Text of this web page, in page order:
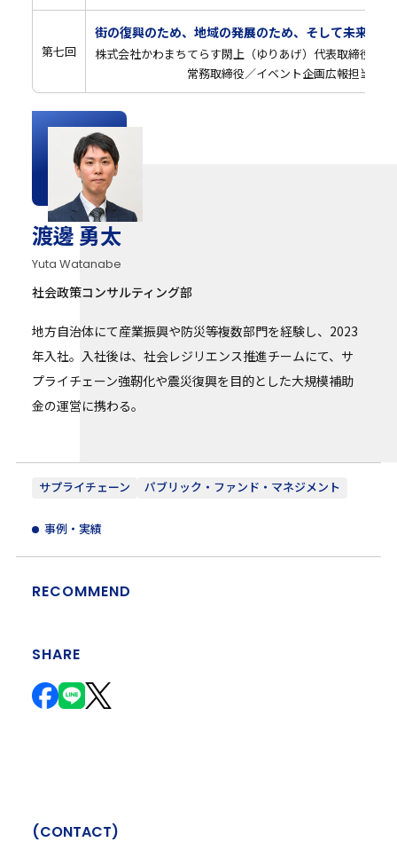
サプライチェーン パブリック・ファンド・マネジメント
事例・実績
RECOMMEND
SHARE
第七回
街の復興のため、地域の発展のため、そして未来の世
株式会社かわまちてらす閖上（ゆりあげ）代表取締役 櫻
常務取締役／イベント企画広報担当 松野
渡邊 勇太
Yuta Watanabe
社会政策コンサルティング部
地方自治体にて産業振興や防災等複数部門を経験し、2023
年入社。入社後は、社会レジリエンス推進チームにて、サ
プライチェーン強靭化や震災復興を目的とした大規模補助
金の運営に携わる。
(CONTACT)